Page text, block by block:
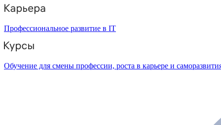
Профессиональное развитие в IT
Обучение для смены профессии, роста в карьере и